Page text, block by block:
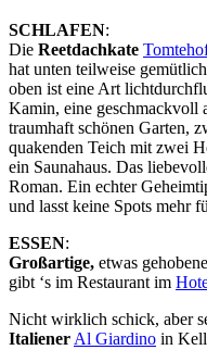
SCHLAFEN:
Die Reetdachkate
hat unten teilweise
oben ist eine Art
Kamin, eine geschmackvoll
traumhaft schönen Garten,
quakenden Teich mit zwei
ein Saunahaus. Das
Roman. Ein echter
und lasst keine Spots mehr
ESSEN:
Großartige, etwas
gibt ‘s im Restaurant im
Nicht wirklich schick, aber
Italiener Al Giardino in